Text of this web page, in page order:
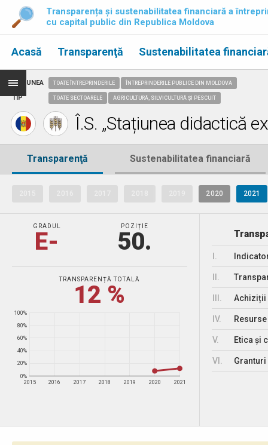
Transparența și sustenabilitatea financiară a
cu capital public din Republica Moldova
Acasă Transparenţă Sustenabilitatea
REGIUNEA
TIP
TOATE ÎNTREPRINDERILE ÎNTREPRINDERILE PUBLICE DIN MOLDOVA
TOATE SECTOARELE AGRICULTURĂ, SILVICULTURĂ ȘI PESCUIT
Î.S. „Stațiunea didactică
Transparenţă Sustenabilitatea financiară
2020 2021
GRADUL
E-
POZIȚIE
50.
TRANSPARENȚĂ TOTALĂ
12 %
2015 2016 2017 2018 2019 2020 2021
0%
20%
40%
60%
80%
100%
Achiziții
IV.
V. Etica și
VI.